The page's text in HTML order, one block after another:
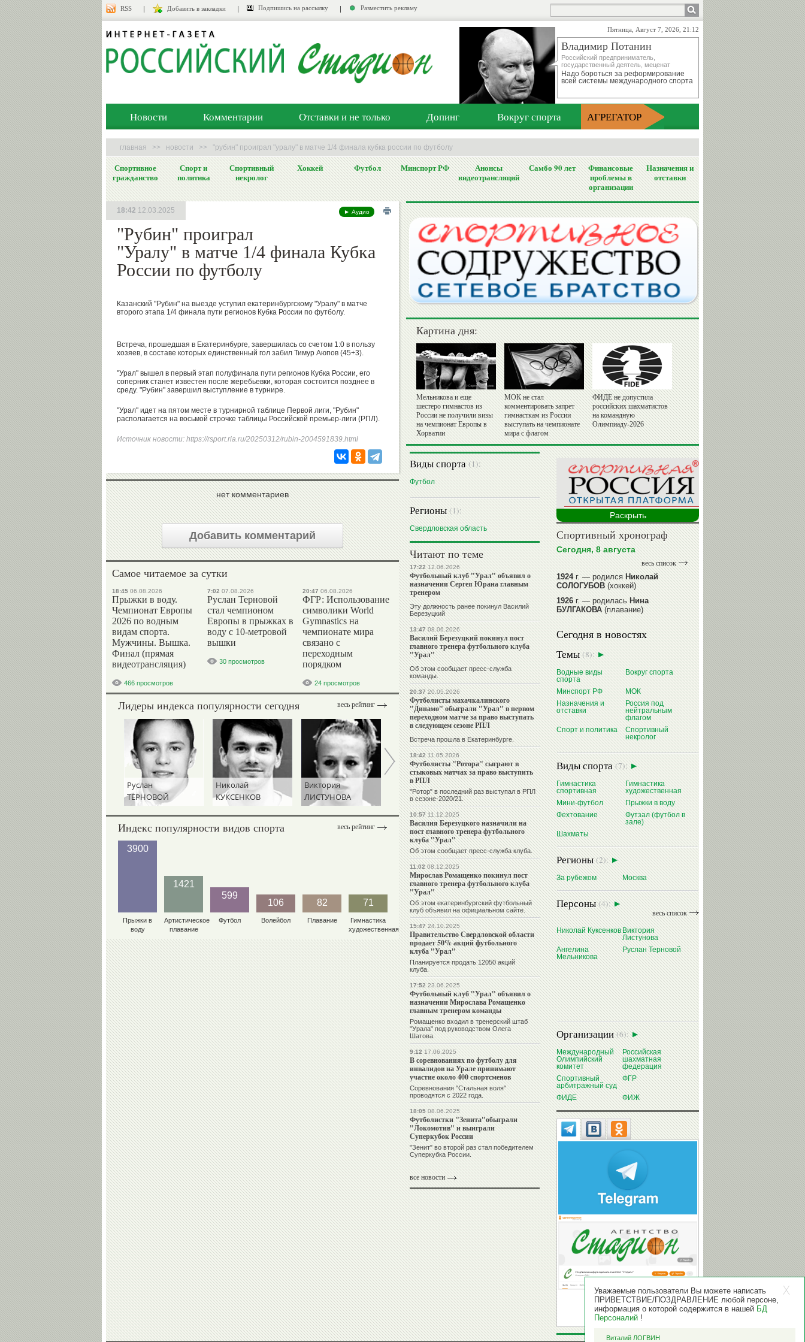
RSS Добавить в закладки Подпишись на рассылку Разместить рекламу
Пятница, Август 7, 2026, 21:12
Владимир Потанин
Российский предприниматель,
государственный деятель, меценат
Надо бороться за реформирование
всей системы международного спорта
Новости Комментарии Отставки и не только Допинг Вокруг спорта АГРЕГАТОР
главная >> новости >> "рубин" проиграл "уралу" в матче 1/4 финала кубка россии по футболу
Спортивное
гражданство
Спорт и
политика
Спортивный
некролог
Хоккей Футбол Минспорт РФ
Анонсы
видеотрансляций
Самбо 90 лет
Финансовые
проблемы в
организации
Назначения и
отставки
► Аудио
"Рубин" проиграл
"Уралу" в матче 1/4 финала Кубка
России по футболу
18:42 12.03.2025
Казанский "Рубин" на выезде уступил екатеринбургскому "Уралу" в матче
второго этапа 1/4 финала пути регионов Кубка России по футболу.
Встреча, прошедшая в Екатеринбурге, завершилась со счетом 1:0 в пользу
хозяев, в составе которых единственный гол забил Тимур Аюпов (45+3).
"Урал" вышел в первый этап полуфинала пути регионов Кубка России, его
соперник станет известен после жеребьевки, которая состоится позднее в
среду. "Рубин" завершил выступление в турнире.
"Урал" идет на пятом месте в турнирной таблице Первой лиги, "Рубин"
располагается на восьмой строчке таблицы Российской премьер-лиги (РПЛ).
Источник новости: https://rsport.ria.ru/20250312/rubin-2004591839.html
нет комментариев
Добавить комментарий
Самое читаемое за сутки
18:45 06.08.2026
Прыжки в воду.
Чемпионат Европы
2026 по водным
видам спорта.
Мужчины. Вышка.
Финал (прямая
видеотрансляция)
466 просмотров
7:02 07.08.2026
Руслан Терновой
стал чемпионом
Европы в прыжках в
воду с 10-метровой
вышки
30 просмотров
20:47 06.08.2026
ФГР: Использование
символики World
Gymnastics на
чемпионате мира
связано с
переходным
порядком
24 просмотров
весь рейтинг
Лидеры индекса популярности сегодня
Руслан
ТЕРНОВОЙ
Николай
КУКСЕНКОВ
Виктория
ЛИСТУНОВА
Ангелина
МЕЛЬНИКОВА
весь рейтинг
Индекс популярности видов спорта
3900
Прыжки в
воду
1421
Артистическое
плавание
599
Футбол
106
Волейбол
82
Плавание
71
Гимнастика
художественная
Картина дня:
Мельникова и еще
шестеро гимнастов из
России не получили визы
на чемпионат Европы в
Хорватии
МОК не стал
комментировать запрет
гимнасткам из России
выступать на чемпионате
мира с флагом
ФИДЕ не допустила
российских шахматистов
на командную
Олимпиаду-2026
Виды спорта(1):
Футбол
Регионы(1):
Свердловская область
Читают по теме
17:2212.06.2026
Футбольный клуб "Урал" объявил о
назначении Сергея Юрана главным
тренером
Эту должность ранее покинул Василий
Березуцкий
13:4708.06.2026
Василий Березуцкий покинул пост
главного тренера футбольного клуба
"Урал"
Об этом сообщает пресс-служба
команды.
20:3720.05.2026
Футболисты махачкалинского
"Динамо" обыграли "Урал" в первом
переходном матче за право выступать
в следующем сезоне РПЛ
Встреча прошла в Екатеринбурге.
18:4211.05.2026
Футболисты "Ротора" сыграют в
стыковых матчах за право выступить
в РПЛ
"Ротор" в последний раз выступал в РПЛ
в сезоне-2020/21.
10:5711.12.2025
Василия Березуцкого назначили на
пост главного тренера футбольного
клуба "Урал"
Об этом сообщает пресс-служба клуба.
11:0208.12.2025
Мирослав Ромащенко покинул пост
главного тренера футбольного клуба
"Урал"
Об этом екатеринбургский футбольный
клуб объявил на официальном сайте.
15:4724.10.2025
Правительство Свердловской области
продает 50% акций футбольного
клуба "Урал"
Планируется продать 12050 акций
клуба.
17:5223.06.2025
Футбольный клуб "Урал" объявил о
назначении Мирослава Ромащенко
главным тренером команды
Ромащенко входил в тренерский штаб
"Урала" под руководством Олега
Шатова.
9:1217.06.2025
В соревнованиях по футболу для
инвалидов на Урале принимают
участие около 400 спортсменов
Соревнования "Стальная воля"
проводятся с 2022 года.
18:0508.06.2025
Футболистки "Зенита"обыграли
"Локомотив" и выиграли
Суперкубок России
"Зенит" во второй раз стал победителем
Суперкубка России.
все новости
Раскрыть
Спортивный хронограф
Сегодня, 8 августа
весь список
1924г. — родилсяНиколай
СОЛОГУБОВ(хоккей)
1926г. — родиласьНина
БУЛГАКОВА(плавание)
1941г. — родиласьРавиля
ПРОКОПЕНКО (САЛИМОВА)
(баскетбол)
1964г. — родилсяНиколай
ЖУРАВСКИЙ(гребля на байдарках
и каноэ)
1964г. — родилсяЮрий ХМЫЛЕВ
(хоккей)
читать далее
Сегодня в новостях
Темы(8):
Водные виды
спорта
Вокруг спорта
Минспорт РФ
МОК
Назначения и
отставки
Россия под
нейтральным
флагом
Спорт и политика
Спортивный
некролог
Виды спорта(7):
Гимнастика
спортивная
Гимнастика
художественная
Мини-футбол
Прыжки в воду
Фехтование
Футзал (футбол в
зале)
Шахматы
Регионы(2):
За рубежом Москва
Персоны(4):
весь список
Николай КуксенковВиктория
Листунова
Ангелина
Мельникова
Руслан Терновой
Организации(6):
Международный
Олимпийский
комитет
Российская
шахматная
федерация
Спортивный
арбитражный суд
ФГР
ФИДЕ ФИЖ
Уважаемые пользователи Вы можете написать
ПРИВЕТСТВИЕ/ПОЗДРАВЛЕНИЕ любой персоне,
информация о которой содержится в нашей БД
Персоналий !
Виталий ЛОГВИН